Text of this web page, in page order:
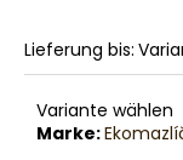
Lieferung bis:
Variante wählen
Marke: